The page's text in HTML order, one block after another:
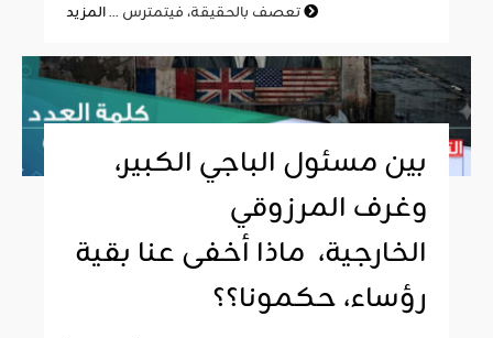
تعصف بالحقيقة، فيتمترس ...
بين مسئول الباجي الكبير،
وغرف المرزوقي
الخارجية، ماذا أخفى عنا بقية
رؤساء، حكمونا؟؟